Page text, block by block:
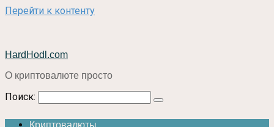
Перейти к контенту
HardHodl.com
О криптовалюте просто
Поиск:
Криптовалюты